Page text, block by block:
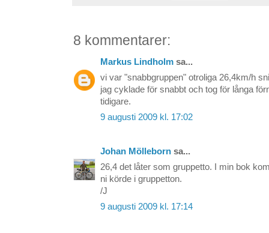
8 kommentarer:
Markus Lindholm sa...
vi var "snabbgruppen" otroliga 26,4km/h
jag cyklade för snabbt och tog för långa
tidigare.
9 augusti 2009 kl. 17:02
Johan Mölleborn sa...
26,4 det låter som gruppetto. I min bok
ni körde i gruppetton.
/J
9 augusti 2009 kl. 17:14